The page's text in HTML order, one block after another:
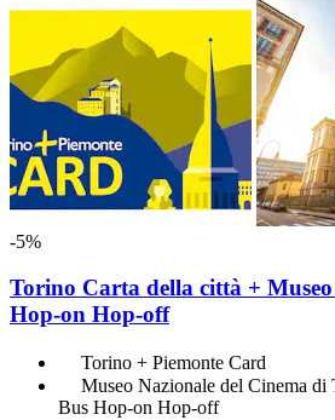
-5%
Torino Carta della città +
Hop-on Hop-off
Torino + Piemonte Card
Museo Nazionale del Cinema di
Bus Hop-on Hop-off